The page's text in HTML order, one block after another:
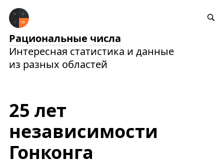
Рациональные числа
Интересная статистика и данные
из разных областей
25 лет
независимости
Гонконга